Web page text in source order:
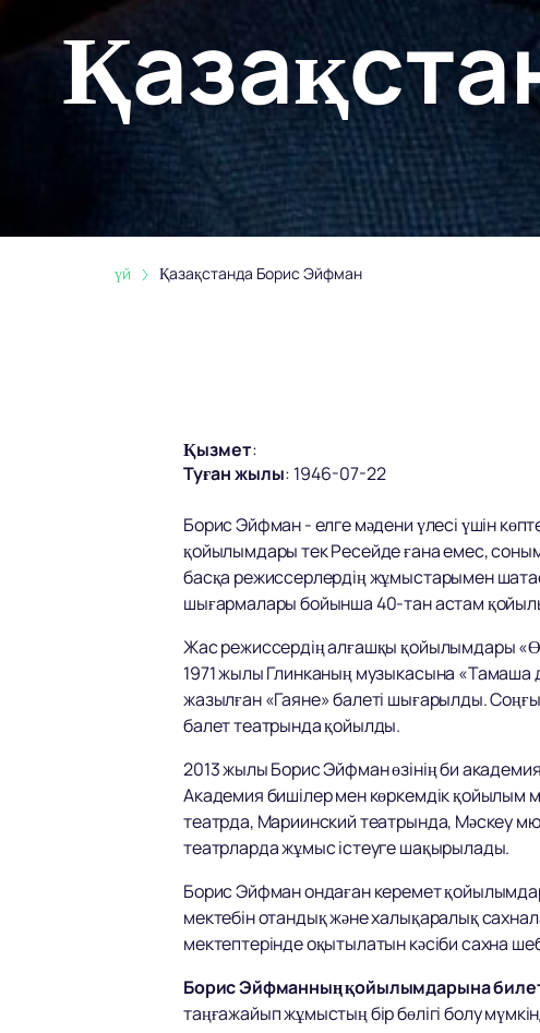
үй Қазақстанда Борис Эйфман
Қызмет:
Туған жылы: 1946-07-22
Борис Эйфман - елге мәдени үлесі үшін
қойылымдары тек Ресейде ғана емес,
басқа режиссерлердің жұмыстарымен
шығармалары бойынша 40-тан астам
Жас режиссердің алғашқы қойылымдары
1971 жылы Глинканың музыкасына
жазылған «Гаяне» балеті шығарылды.
балет театрында қойылды.
2013 жылы Борис Эйфман өзінің би
Академия бишілер мен көркемдік
театрда, Мариинский театрында, Мәскеу
театрларда жұмыс істеуге шақырылады.
Борис Эйфман ондаған керемет
мектебін отандық және халықаралық
мектептерінде оқытылатын кәсіби сахна
Борис Эйфманның қойылымдарына
таңғажайып жұмыстың бір бөлігі болу